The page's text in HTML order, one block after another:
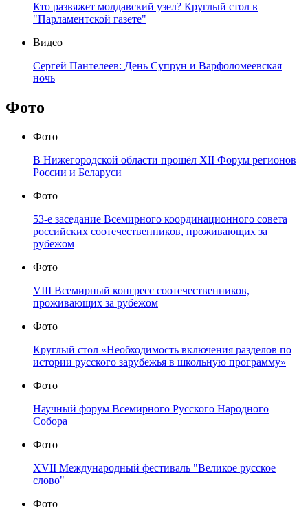
Кто развяжет молдавский узел? Круглый стол в
"Парламентской газете"
Видео
Сергей Пантелеев: День Супрун и Варфоломеевская
ночь
Фото
Фото
В Нижегородской области прошёл XII Форум регионов
России и Беларуси
Фото
53-е заседание Всемирного координационного совета
российских соотечественников, проживающих за
рубежом
Фото
VIII Всемирный конгресс соотечественников,
проживающих за рубежом
Фото
Круглый стол «Необходимость включения разделов по
истории русского зарубежья в школьную программу»
Фото
Научный форум Всемирного Русского Народного
Собора
Фото
XVII Международный фестиваль "Великое русское
слово"
Фото